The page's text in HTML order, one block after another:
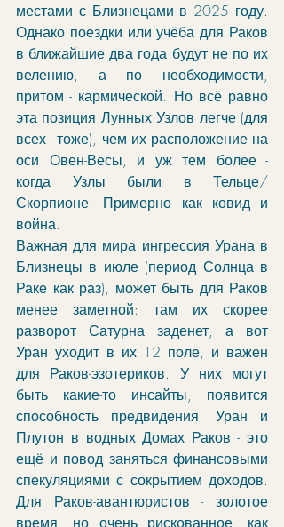
местами с Близнецами в 2025 году.
Однако поездки или учёба для Раков
в ближайшие два года будут не по их
велению, а по необходимости,
притом - кармической. Но всё равно
эта позиция Лунных Узлов легче (для
всех - тоже), чем их расположение на
оси Овен-Весы, и уж тем более -
когда Узлы были в Тельце/
Скорпионе. Примерно как ковид и
война.
Важная для мира ингрессия Урана в
Близнецы в июле (период Солнца в
Раке как раз), может быть для Раков
менее заметной: там их скорее
разворот Сатурна заденет, а вот
Уран уходит в их 12 поле, и важен
для Раков-эзотериков. У них могут
быть какие-то инсайты, появится
способность предвидения. Уран и
Плутон в водных Домах Раков - это
ещё и повод заняться финансовыми
спекуляциями с сокрытием доходов.
Для Раков-авантюристов - золотое
время, но очень рискованное, как